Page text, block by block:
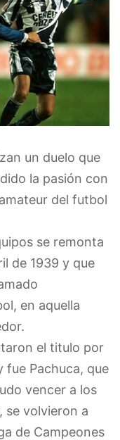
un duelo que
la pasión con
del futbol
se remonta
de 1939 y que
en aquella
el titulo por
fue Pachuca, que
vencer a los
se volvieron a
de Campeones